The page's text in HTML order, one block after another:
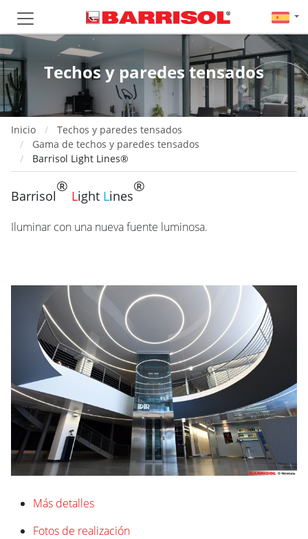
Techos y paredes tensados
Inicio
Techos y paredes tensados
Gama de techos y paredes tensados
Barrisol Light Lines®
Barrisol
®
Light Lines
®
Iluminar con una nueva fuente luminosa.
Más detalles
Fotos de realización